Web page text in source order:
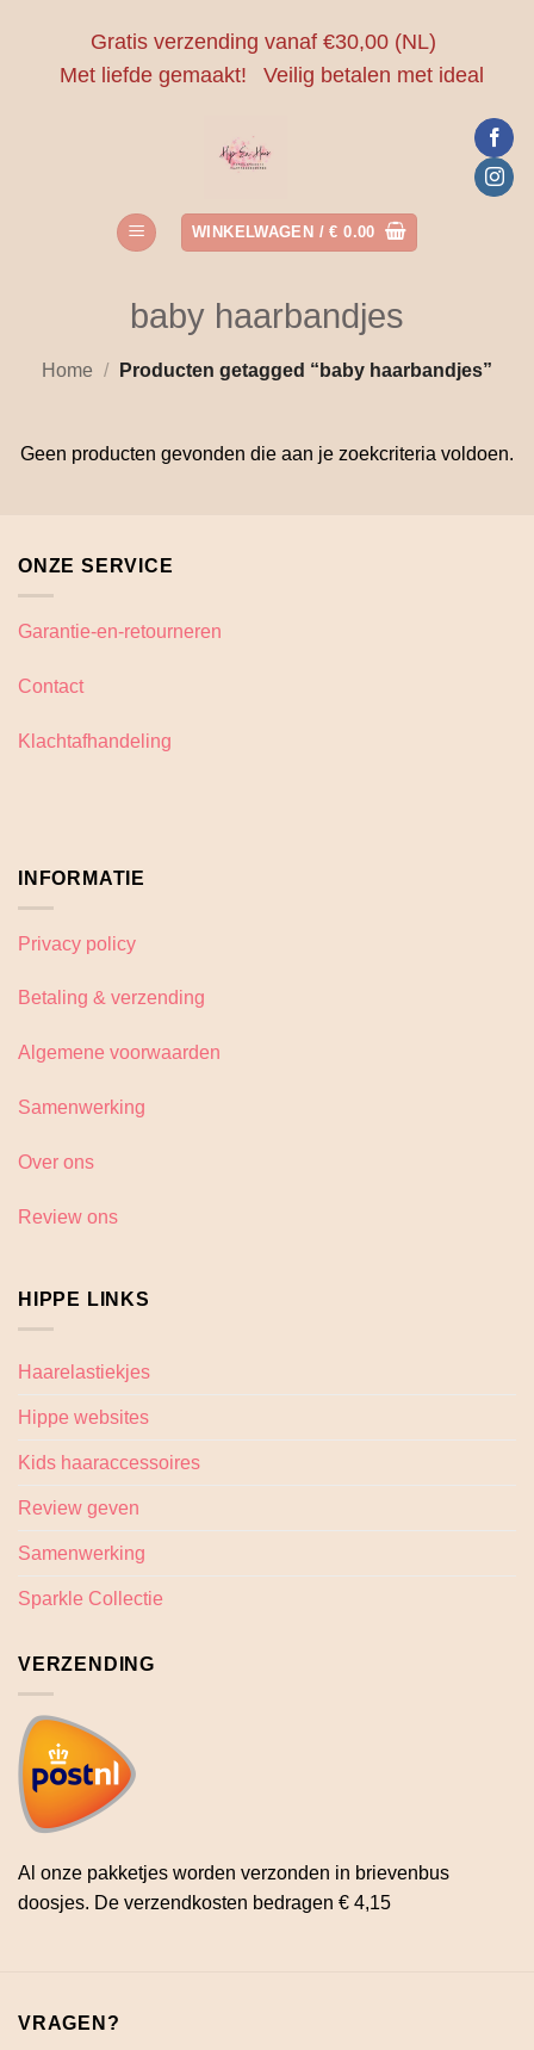
Gratis verzending vanaf €30,00 (NL)
Met liefde gemaakt!
Veilig betalen met ideal
WINKELWAGEN /€ 0.00
baby haarbandjes
Home / Producten getagged “baby haarbandjes”
Geen producten gevonden die aan je zoekcriteria voldoen.
ONZE SERVICE
Garantie-en-retourneren
Contact
Klachtafhandeling
INFORMATIE
Privacy policy
Betaling & verzending
Algemene voorwaarden
Samenwerking
Over ons
Review ons
HIPPE LINKS
Haarelastiekjes
Hippe websites
Kids haaraccessoires
Review geven
Samenwerking
Sparkle Collectie
VERZENDING
Al onze pakketjes worden verzonden in brievenbus
doosjes. De verzendkosten bedragen € 4,15
VRAGEN?